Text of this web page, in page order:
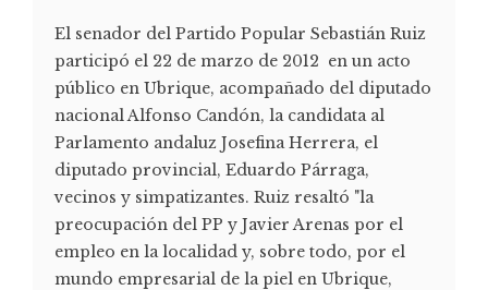
El senador del Partido Popular Sebastián Ruiz
participó el 22 de marzo de 2012 en un acto
público en Ubrique, acompañado del diputado
nacional Alfonso Candón, la candidata al
Parlamento andaluz Josefina Herrera, el
diputado provincial, Eduardo Párraga,
vecinos y simpatizantes. Ruiz resaltó "la
preocupación del PP y Javier Arenas por el
empleo en la localidad y, sobre todo, por el
mundo empresarial de la piel en Ubrique,